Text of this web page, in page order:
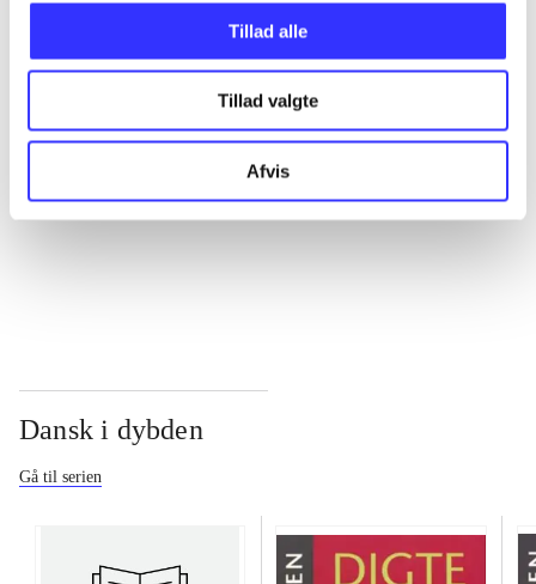
Tillad alle
Tillad valgte
Afvis
Dansk i dybden
Gå til serien